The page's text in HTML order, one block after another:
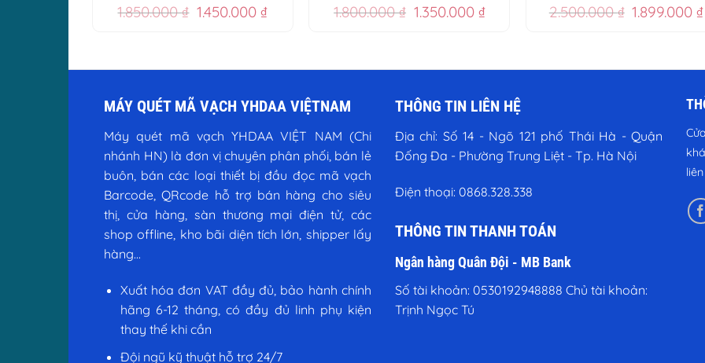
1.850.000₫ Giá
1.450.000₫Giá
1.450.000 ₫.
1.800.000₫ Giá
1.350.000 ₫Giá
1.350.000 ₫.
2.500.000₫ Giá
1.899.000₫
MÁY QUÉT MÃ VẠCH YHDAA VIỆTNAM
Máy quét mã vạch YHDAA VIỆT NAM (Chi
nhánh HN) là đơn vị chuyên phân phối, bán lẻ
buôn, bán các loại thiết bị đầu đọc mã vạch
Barcode, QRcode hỗ trợ bán hàng cho siêu
thị, cửa hàng, sàn thương mại điện tử, các
shop offline, kho bãi diện tích lớn, shipper lấy
hàng...
Xuất hóa đơn VAT đầy đủ, bảo hành chính
hãng 6-12 tháng, có đầy đủ linh phụ kiện
thay thế khi cần
Đội ngũ kỹ thuật hỗ trợ 24/7
THÔNG TIN LIÊN HỆ
Địa chỉ: Số 14 - Ngõ 121 phố Thái Hà - Quận
Đống Đa - Phường Trung Liệt - Tp. Hà Nội
Điện thoại: 0868.328.338
THÔNG TIN THANH TOÁN
Ngân hàng Quân Đội - MB Bank
Số tài khoản: 0530192948888 Chủ tài khoản:
Trịnh Ngọc Tú